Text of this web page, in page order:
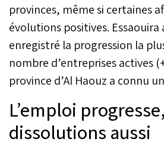
provinces, même si certaines
évolutions positives.
enregistré la progression la
nombre d’entreprises actives
province d’Al Haouz a connu
L’emploi
dissolutions aussi